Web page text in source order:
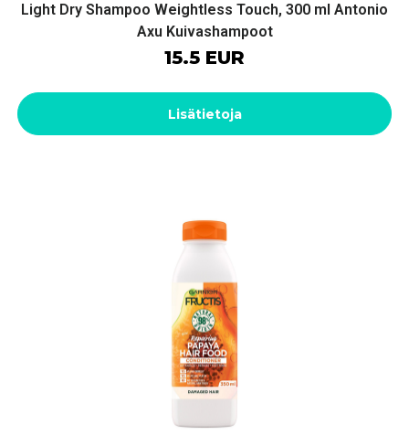
Light Dry Shampoo Weightless Touch, 300 ml Antonio
Axu Kuivashampoot
15.5 EUR
Lisätietoja